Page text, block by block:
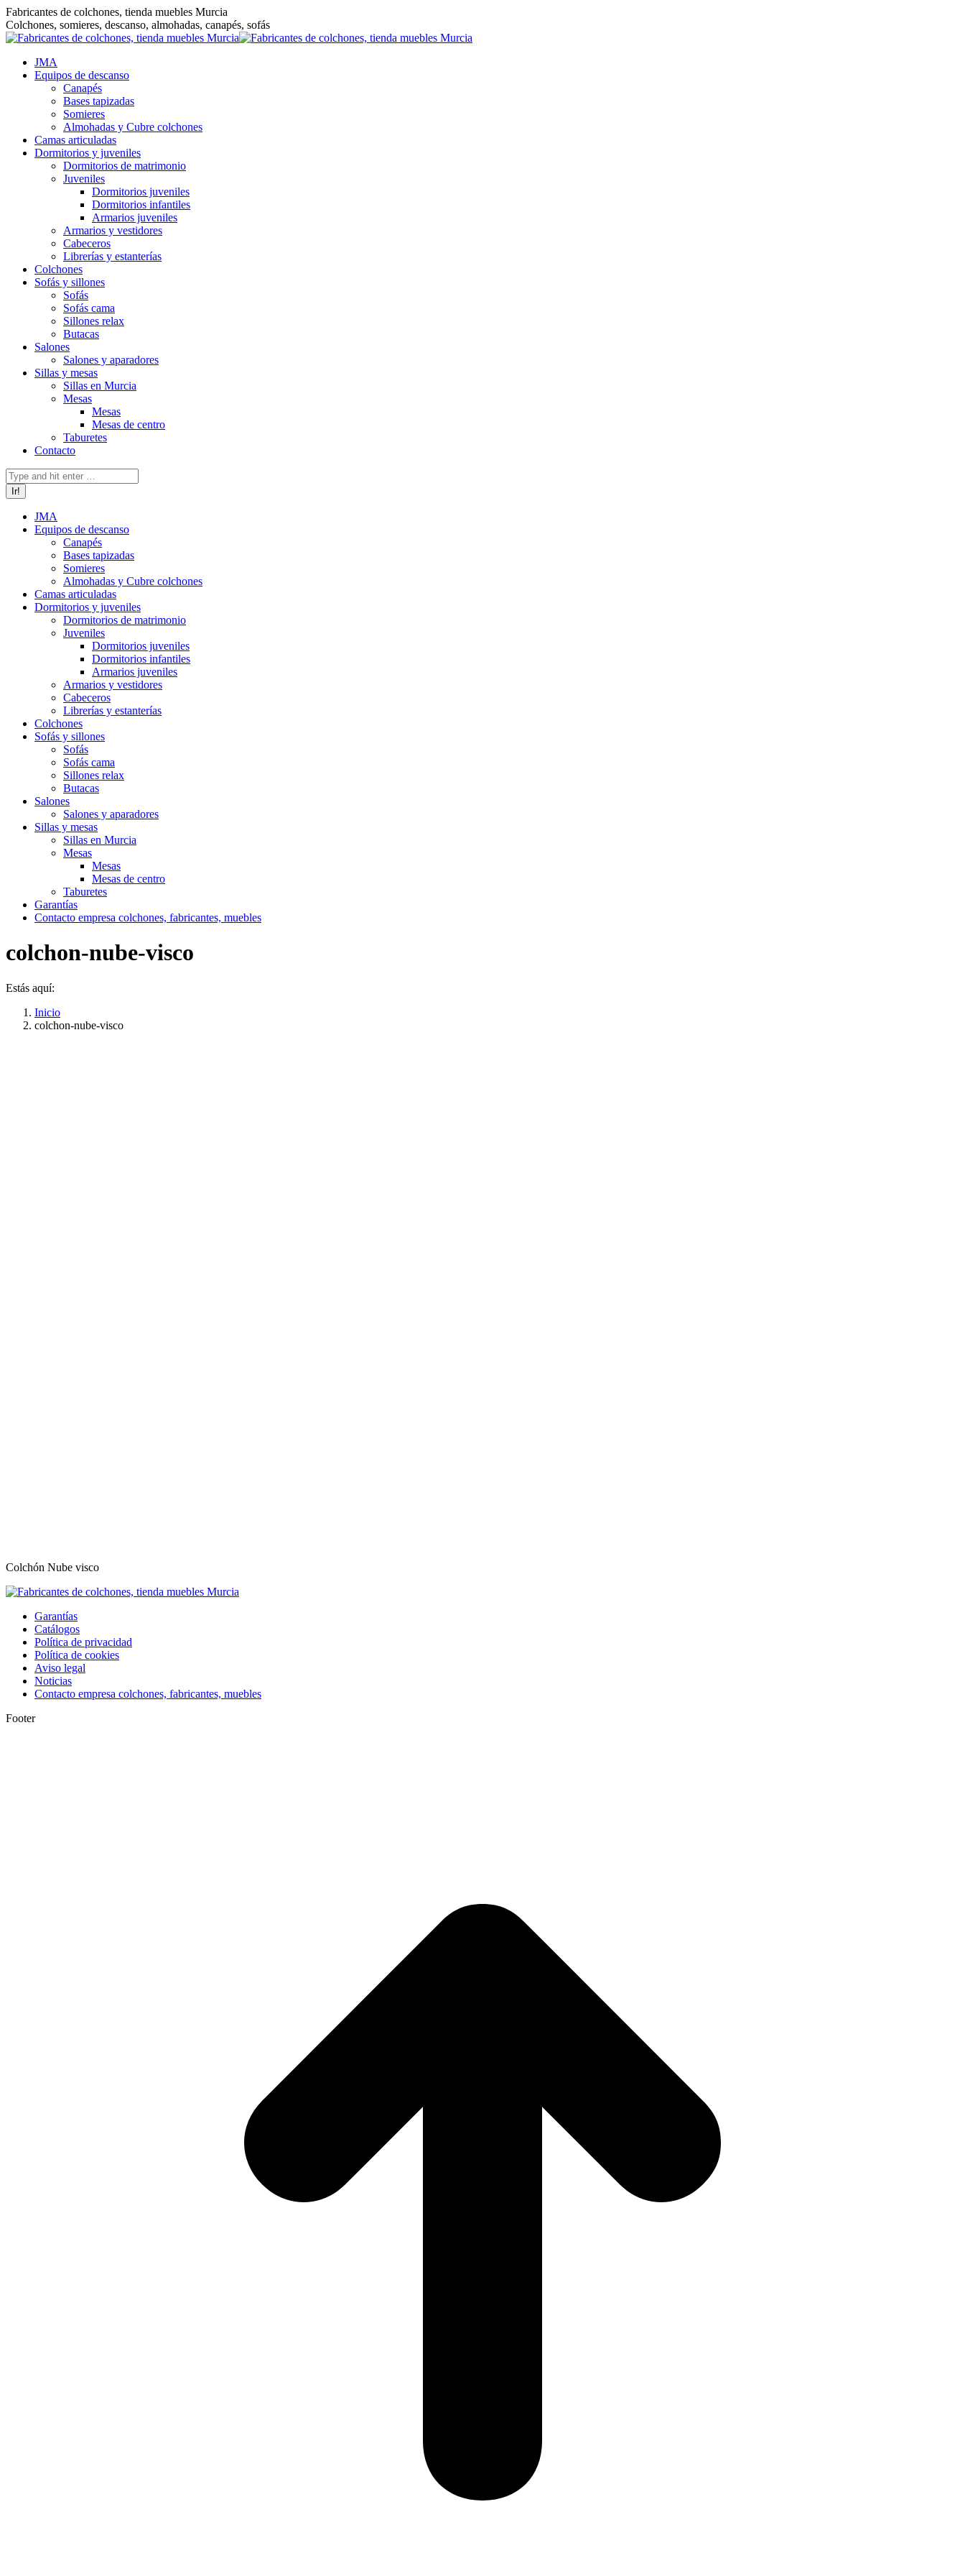
Saltar
al
contenido
Fabricantes de colchones, tienda muebles Murcia
Colchones, somieres, descanso, almohadas, canapés, sofás
JMA
Equipos de descanso
Canapés
Bases tapizadas
Somieres
Almohadas y Cubre colchones
Camas articuladas
Dormitorios y juveniles
Dormitorios de matrimonio
Juveniles
Dormitorios juveniles
Dormitorios infantiles
Armarios juveniles
Armarios y vestidores
Cabeceros
Librerías y estanterías
Colchones
Sofás y sillones
Sofás
Sofás cama
Sillones relax
Butacas
Salones
Salones y aparadores
Sillas y mesas
Sillas en Murcia
Mesas
Mesas
Mesas de centro
Taburetes
Contacto
Buscar:
JMA
Equipos de descanso
Canapés
Bases tapizadas
Somieres
Almohadas y Cubre colchones
Camas articuladas
Dormitorios y juveniles
Dormitorios de matrimonio
Juveniles
Dormitorios juveniles
Dormitorios infantiles
Armarios juveniles
Armarios y vestidores
Cabeceros
Librerías y estanterías
Colchones
Sofás y sillones
Sofás
Sofás cama
Sillones relax
Butacas
Salones
Salones y aparadores
Sillas y mesas
Sillas en Murcia
Mesas
Mesas
Mesas de centro
Taburetes
Garantías
Contacto empresa colchones, fabricantes, muebles
colchon-nube-visco
Estás aquí:
Inicio
colchon-nube-visco
Colchón Nube visco
Garantías
Catálogos
Política de privacidad
Política de cookies
Aviso legal
Noticias
Contacto empresa colchones, fabricantes, muebles
Footer